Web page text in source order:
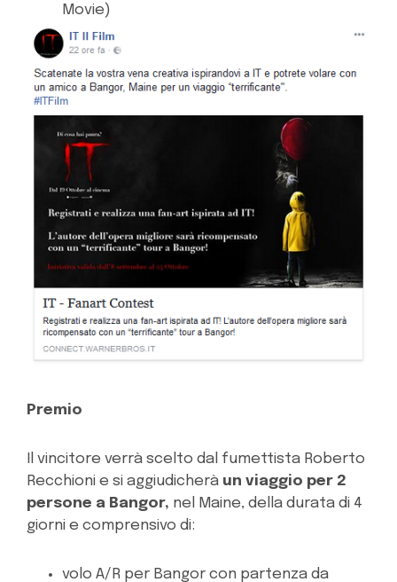
Movie)
Premio
Il vincitore verrà scelto dal fumettista Roberto
Recchioni e si aggiudicherà un viaggio per 2
persone a Bangor, nel Maine, della durata di 4
giorni e comprensivo di:
volo A/R per Bangor con partenza da